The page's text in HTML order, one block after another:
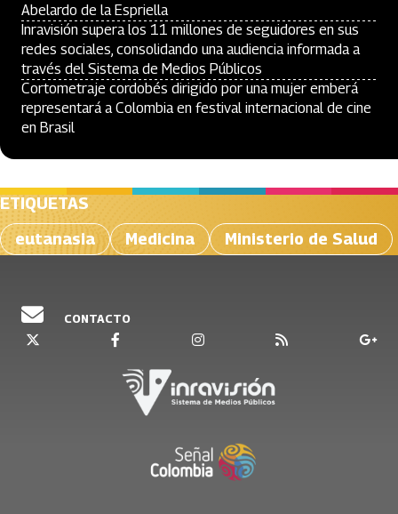
Abelardo de la Espriella
Inravisión supera los 11 millones de seguidores en sus
redes sociales, consolidando una audiencia informada a
través del Sistema de Medios Públicos
Cortometraje cordobés dirigido por una mujer emberá
representará a Colombia en festival internacional de cine
en Brasil
ETIQUETAS
eutanasia
Medicina Ministerio de Salud
CONTACTO